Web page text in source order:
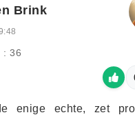
Brink
: 36
enige echte, zet